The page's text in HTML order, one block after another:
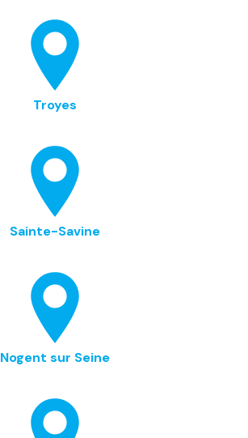
Troyes
Sainte-Savine
Nogent sur Seine